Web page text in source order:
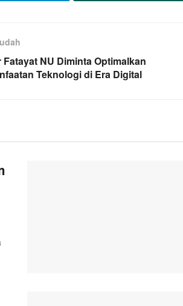
Fatayat NU Diminta Optimalkan
Teknologi di Era Digital